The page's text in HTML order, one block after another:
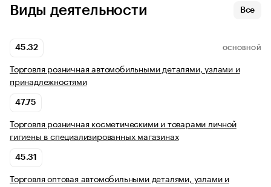
Виды деятельности Все
45.32 ОСНОВНОЙ
Торговля розничная автомобильными деталями, узлами и
принадлежностями
47.75
Торговля розничная косметическими и товарами личной
гигиены в специализированных магазинах
45.31
Торговля оптовая автомобильными деталями, узлами и